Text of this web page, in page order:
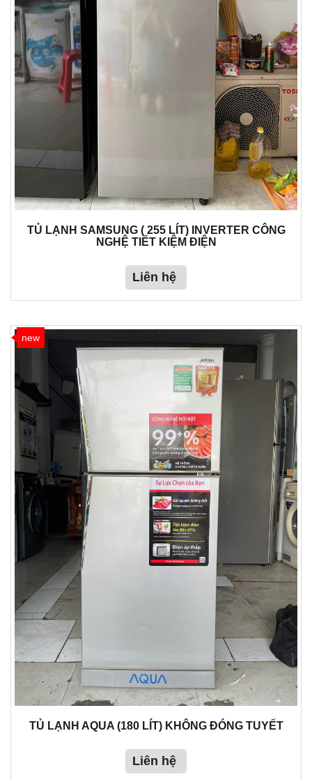
TỦ LẠNH SAMSUNG ( 255 LÍT) INVERTER CÔNG
NGHỆ TIẾT KIỆM ĐIỆN
Liên hệ
new
TỦ LẠNH AQUA (180 LÍT) KHÔNG ĐÓNG TUYẾT
Liên hệ